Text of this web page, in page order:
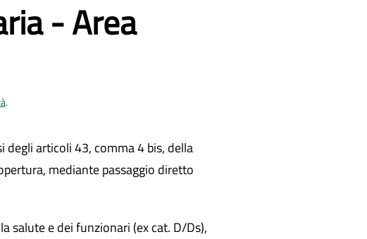
- Area
.
degli articoli 43, comma 4 bis, della
mediante passaggio diretto
salute e dei funzionari (ex cat. D/Ds),